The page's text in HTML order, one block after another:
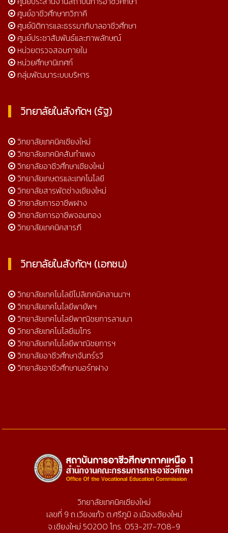
ศูนย์อาชีวศึกษาทวิภาคี
ศูนย์นิติการและธรรมาภิบาลอาชีวศึกษา
ศูนย์ประชาสัมพันธ์และภาพลักษณ์
หน่วยตรวจสอบภายใน
หน่วยศึกษานิเทศก์
กลุ่มพัฒนาระบบบริหาร
วิทยาลัยในสังกัดฯ (รัฐ)
วิทยาลัยเทคนิคเชียงใหม่
วิทยาลัยเทคนิคสันกำแพง
วิทยาลัยอาชีวศึกษาเชียงใหม่
วิทยาลัยเกษตรและเทคโนโลยี
วิทยาลัยสารพัดช่างเชียงใหม่
วิทยาลัยการอาชีพฝาง
วิทยาลัยการอาชีพจอมทอง
วิทยาลัยเทคนิคสารภี
วิทยาลัยในสังกัดฯ (เอกชน)
วิทยาลัยเทคโนโลยีโปลิเทคนิคลานนาฯ
วิทยาลัยเทคโนโลยีพายัพฯ
วิทยาลัยเทคโนโลยีพาณิชยการลานนา
วิทยาลัยเทคโนโลยีเมโทร
วิทยาลัยเทคโนโลยีพาณิชยการฯ
วิทยาลัยอาชีวศึกษาจันทร์รวี
วิทยาลัยอาชีวศึกษานอร์ทฝาง
วิทยาลัยเทคนิคเชียงใหม่
เลขที่ 9 ถ.เวียงแก้ว ต.ศรีภูมิ อ.เมืองเชียงใหม่
จ.เชียงใหม่ 50200 โทร. 053-217-708-9